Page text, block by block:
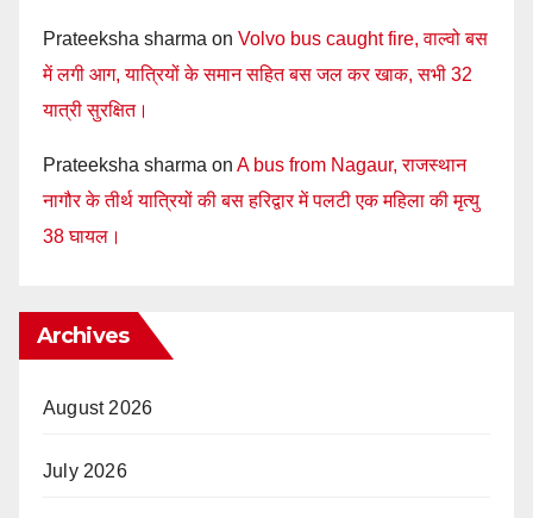
Prateeksha sharma on Volvo bus caught fire, वाल्वो बस
में लगी आग, यात्रियों के समान सहित बस जल कर खाक, सभी 32
यात्री सुरक्षित।
Prateeksha sharma on A bus from Nagaur, राजस्थान
नागौर के तीर्थ यात्रियों की बस हरिद्वार में पलटी एक महिला की मृत्यु
38 घायल।
Archives
August 2026
July 2026